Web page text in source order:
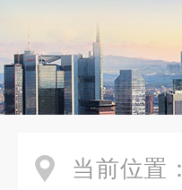
当前位置：